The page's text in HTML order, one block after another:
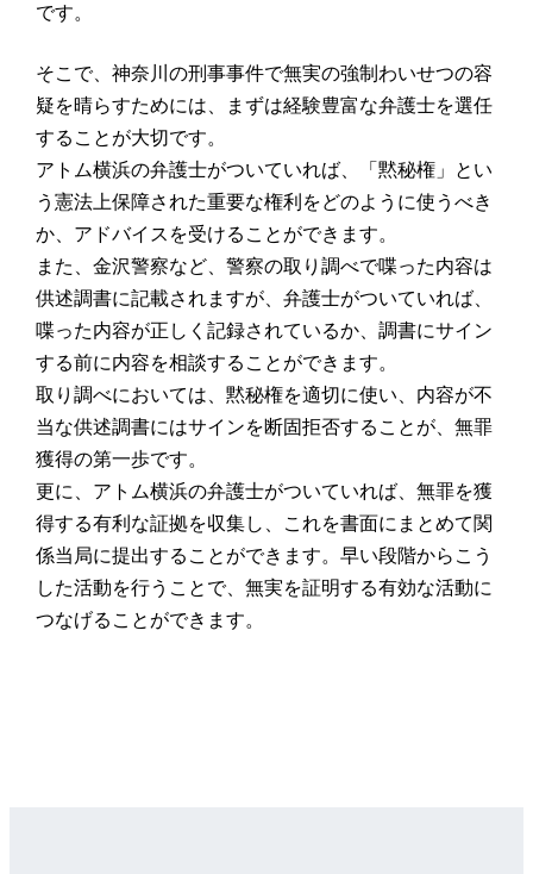
です。
そこで、神奈川の刑事事件で無実の強制わいせつの容
疑を晴らすためには、まずは経験豊富な弁護士を選任
することが大切です。
アトム横浜の弁護士がついていれば、「黙秘権」とい
う憲法上保障された重要な権利をどのように使うべき
か、アドバイスを受けることができます。
また、金沢警察など、警察の取り調べで喋った内容は
供述調書に記載されますが、弁護士がついていれば、
喋った内容が正しく記録されているか、調書にサイン
する前に内容を相談することができます。
取り調べにおいては、黙秘権を適切に使い、内容が不
当な供述調書にはサインを断固拒否することが、無罪
獲得の第一歩です。
更に、アトム横浜の弁護士がついていれば、無罪を獲
得する有利な証拠を収集し、これを書面にまとめて関
係当局に提出することができます。早い段階からこう
した活動を行うことで、無実を証明する有効な活動に
つなげることができます。